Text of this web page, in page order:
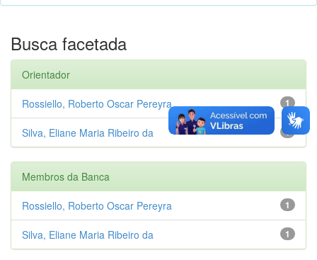
Busca facetada
Orientador
1
Rossiello, Roberto Oscar Pereyra
1
Silva, Eliane Maria Ribeiro da
Membros da Banca
1
Rossiello, Roberto Oscar Pereyra
1
Silva, Eliane Maria Ribeiro da